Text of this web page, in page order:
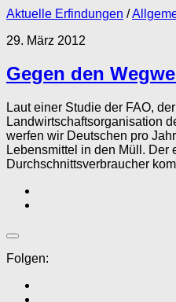
Aktuelle Erfindungen /
29. März 2012
Gegen den
Laut einer Studie der FAO,
Landwirtschaftsorganisation
werfen wir Deutschen pro
Lebensmittel in den Müll. Der
Durchschnittsverbraucher
Folgen: